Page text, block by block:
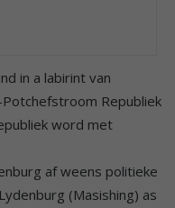
in a labirint van
Republiek
word met
af weens politieke
(Masishing) as